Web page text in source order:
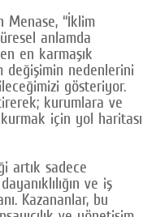
Menase, “İklim
anlamda
en karmaşık
değişimin nedenlerini
gösteriyor.
kurumlara ve
için yol haritası
artık sadece
ve iş
Kazananlar, bu